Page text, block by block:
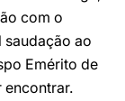
com o
saudação ao
Emérito de
encontrar.